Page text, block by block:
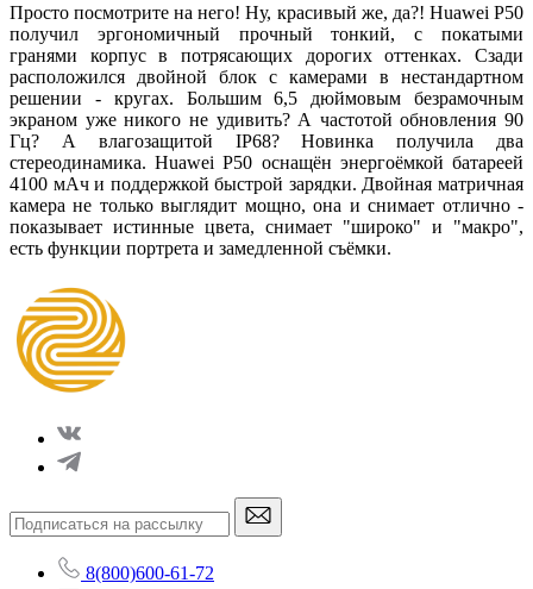
Просто посмотрите на него! Ну, красивый же, да?! Huawei P50
получил эргономичный прочный тонкий, с покатыми
гранями корпус в потрясающих дорогих оттенках. Сзади
расположился двойной блок с камерами в нестандартном
решении - кругах. Большим 6,5 дюймовым безрамочным
экраном уже никого не удивить? А частотой обновления 90
Гц? А влагозащитой IP68⁠? Новинка получила два
стереодинамика. Huawei P50 оснащён энергоёмкой батареей
4100 мАч и поддержкой быстрой зарядки. Двойная матричная
камера не только выглядит мощно, она и снимает отлично -
показывает истинные цвета, снимает "широко" и "макро",
есть функции портрета и замедленной съёмки.
8(800)600-61-72